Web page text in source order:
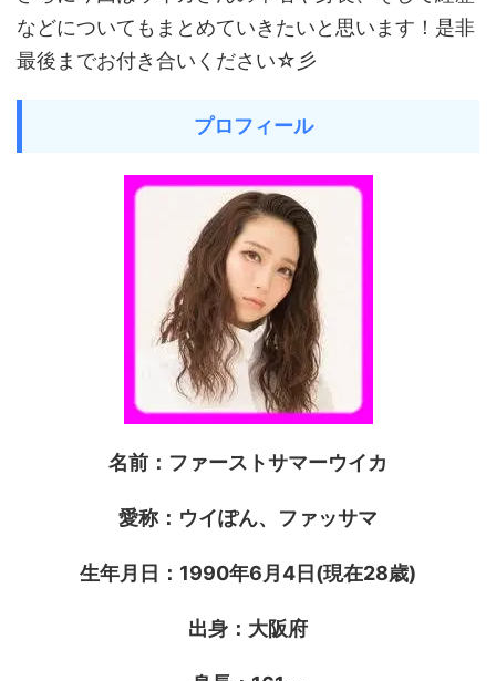
などについてもまとめていきたいと思います！是非
最後までお付き合いください☆彡
プロフィール
名前：ファーストサマーウイカ
愛称：ウイぽん、ファッサマ
生年月日：1990年6月4日(現在28歳)
出身：大阪府